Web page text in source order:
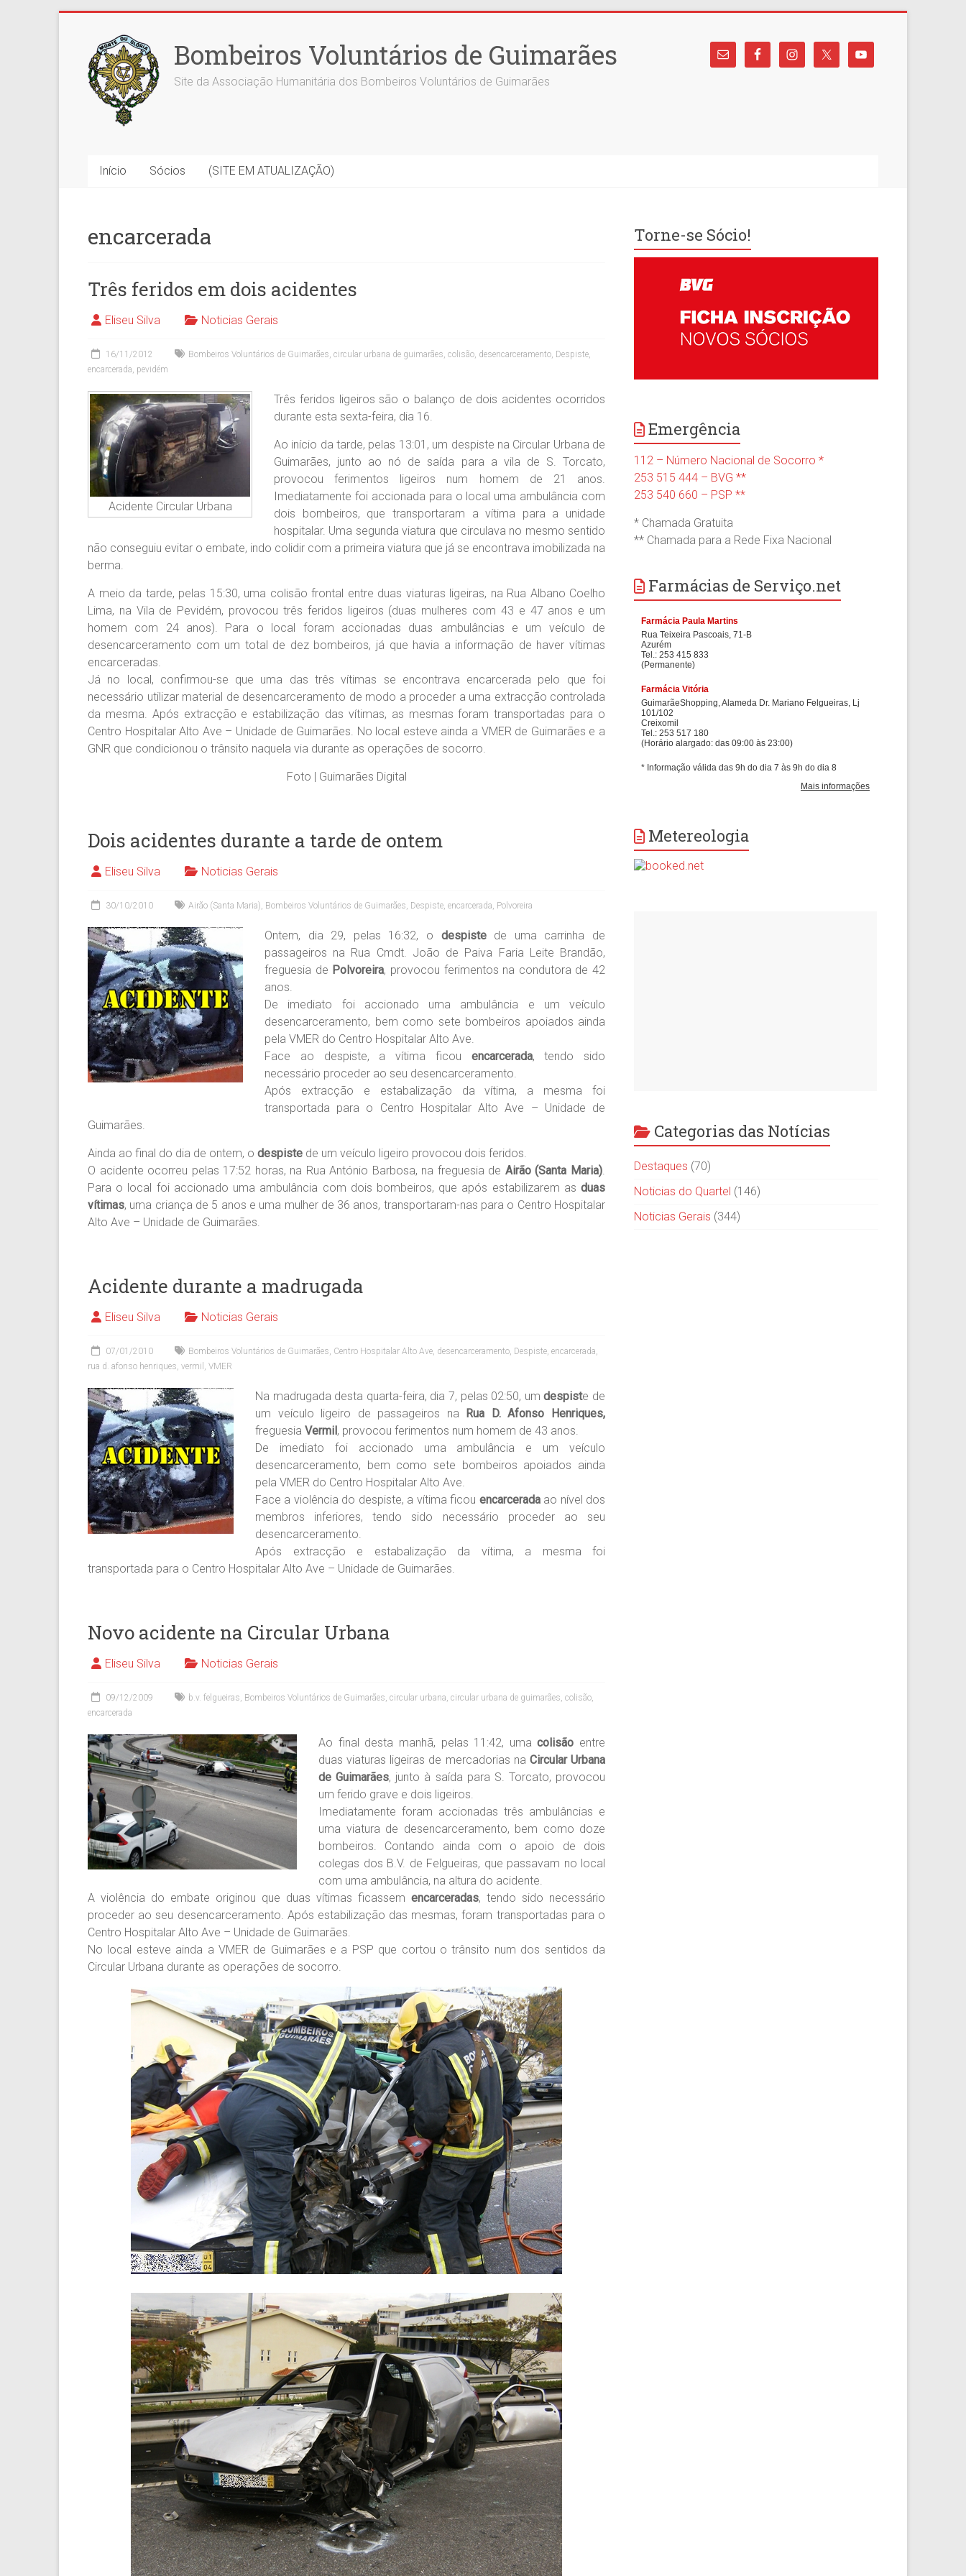
content
Bombeiros Voluntários de Guimarães
Site da Associação Humanitária dos Bombeiros Voluntários de Guimarães
Início Sócios (SITE EM ATUALIZAÇÃO)
encarcerada
Três feridos em dois acidentes
Eliseu Silva Noticias Gerais
16/11/2012 Bombeiros Voluntários de Guimarães, circular urbana de guimarães, colisão, desencarceramento, Despiste,
encarcerada, pevidém
Acidente Circular Urbana
Três feridos ligeiros são o balanço de dois acidentes ocorridos
durante esta sexta-feira, dia 16.
Ao início da tarde, pelas 13:01, um despiste na Circular Urbana de
Guimarães, junto ao nó de saída para a vila de S. Torcato,
provocou ferimentos ligeiros num homem de 21 anos.
Imediatamente foi accionada para o local uma ambulância com
dois bombeiros, que transportaram a vítima para a unidade
hospitalar. Uma segunda viatura que circulava no mesmo sentido
não conseguiu evitar o embate, indo colidir com a primeira viatura que já se encontrava imobilizada na
berma.
A meio da tarde, pelas 15:30, uma colisão frontal entre duas viaturas ligeiras, na Rua Albano Coelho
Lima, na Vila de Pevidém, provocou três feridos ligeiros (duas mulheres com 43 e 47 anos e um
homem com 24 anos). Para o local foram accionadas duas ambulâncias e um veículo de
desencarceramento com um total de dez bombeiros, já que havia a informação de haver vítimas
encarceradas.
Já no local, confirmou-se que uma das três vítimas se encontrava encarcerada pelo que foi
necessário utilizar material de desencarceramento de modo a proceder a uma extracção controlada
da mesma. Após extracção e estabilização das vítimas, as mesmas foram transportadas para o
Centro Hospitalar Alto Ave – Unidade de Guimarães. No local esteve ainda a VMER de Guimarães e a
GNR que condicionou o trânsito naquela via durante as operações de socorro.
Foto | Guimarães Digital
Dois acidentes durante a tarde de ontem
Eliseu Silva Noticias Gerais
30/10/2010 Airão (Santa Maria), Bombeiros Voluntários de Guimarães, Despiste, encarcerada, Polvoreira
Ontem, dia 29, pelas 16:32, o despistede uma carrinha de
passageiros na Rua Cmdt. João de Paiva Faria Leite Brandão,
freguesia de Polvoreira, provocou ferimentos na condutora de 42
anos.
De imediato foi accionado uma ambulância e um veículo
desencarceramento, bem como sete bombeiros apoiados ainda
pela VMER do Centro Hospitalar Alto Ave.
Face ao despiste, a vítima ficou encarcerada, tendo sido
necessário proceder ao seu desencarceramento.
Após extracção e estabalização da vítima, a mesma foi
transportada para o Centro Hospitalar Alto Ave – Unidade de
Guimarães.
Ainda ao final do dia de ontem, o despiste de um veículo ligeiro provocou dois feridos.
O acidente ocorreu pelas 17:52 horas, na Rua António Barbosa, na freguesia de Airão (Santa Maria).
Para o local foi accionado uma ambulância com dois bombeiros, que após estabilizarem as duas
vítimas, uma criança de 5 anos e uma mulher de 36 anos, transportaram-nas para o Centro Hospitalar
Alto Ave – Unidade de Guimarães.
Acidente durante a madrugada
Eliseu Silva Noticias Gerais
07/01/2010 Bombeiros Voluntários de Guimarães, Centro Hospitalar Alto Ave, desencarceramento, Despiste, encarcerada,
rua d. afonso henriques, vermil , VMER
Na madrugada desta quarta-feira, dia 7, pelas 02:50, umdespiste de
um veículo ligeiro de passageiros na Rua D. Afonso Henriques,
freguesia Vermil, provocou ferimentos num homem de 43 anos.
De imediato foi accionado uma ambulância e um veículo
desencarceramento, bem como sete bombeiros apoiados ainda
pela VMER do Centro Hospitalar Alto Ave.
Face a violência do despiste, a vítima ficou encarceradaao nível dos
membros inferiores, tendo sido necessário proceder ao seu
desencarceramento.
Após extracção e estabalização da vítima, a mesma foi
transportada para o Centro Hospitalar Alto Ave – Unidade de Guimarães.
Novo acidente na Circular Urbana
Eliseu Silva Noticias Gerais
09/12/2009 b.v. felgueiras, Bombeiros Voluntários de Guimarães, circular urbana, circular urbana de guimarães, colisão,
encarcerada
Ao final desta manhã, pelas 11:42, umacolisão entre
duas viaturas ligeiras de mercadorias na Circular Urbana
de Guimarães, junto à saída para S. Torcato, provocou
um ferido grave e dois ligeiros.
Imediatamente foram accionadas três ambulâncias e
uma viatura de desencarceramento, bem como doze
bombeiros. Contando ainda com o apoio de dois
colegas dos B.V. de Felgueiras, que passavam no local
com uma ambulância, na altura do acidente.
A violência do embate originou que duas vítimas ficassem encarceradas, tendo sido necessário
proceder ao seu desencarceramento. Após estabilização das mesmas, foram transportadas para o
Centro Hospitalar Alto Ave – Unidade de Guimarães.
No local esteve ainda a VMER de Guimarães e a PSP que cortou o trânsito num dos sentidos da
Circular Urbana durante as operações de socorro.
Torne-se Sócio!
Emergência
112 – Número Nacional de Socorro *
253 515 444 – BVG **
253 540 660 – PSP **
* Chamada Gratuita
** Chamada para a Rede Fixa Nacional
Farmácias de Serviço.net
Metereologia
Categorias das Notícias
Destaques (70)
Noticias do Quartel (146)
Noticias Gerais (344)